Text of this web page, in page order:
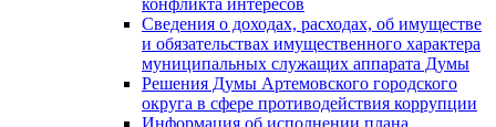
Сведения о доходах, расходах, об имуществе
и обязательствах имущественного характера
муниципальных служащих аппарата Думы
Решения Думы Артемовского городского
округа в сфере противодействия коррупции
Информация об исполнении плана